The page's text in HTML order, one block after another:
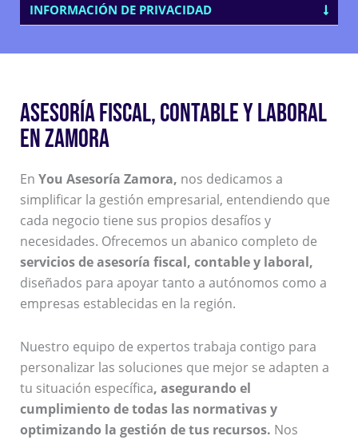
INFORMACIÓN DE PRIVACIDAD
ASESORÍA FISCAL, CONTABLE Y LABORAL
EN ZAMORA
En You Asesoría Zamora, nos dedicamos a
simplificar la gestión empresarial, entendiendo que
cada negocio tiene sus propios desafíos y
necesidades. Ofrecemos un abanico completo de
servicios de asesoría fiscal, contable y laboral,
diseñados para apoyar tanto a autónomos como a
empresas establecidas en la región.
Nuestro equipo de expertos trabaja contigo para
personalizar las soluciones que mejor se adapten a
tu situación específica, asegurando el
cumplimiento de todas las normativas y
optimizando la gestión de tus recursos. Nos